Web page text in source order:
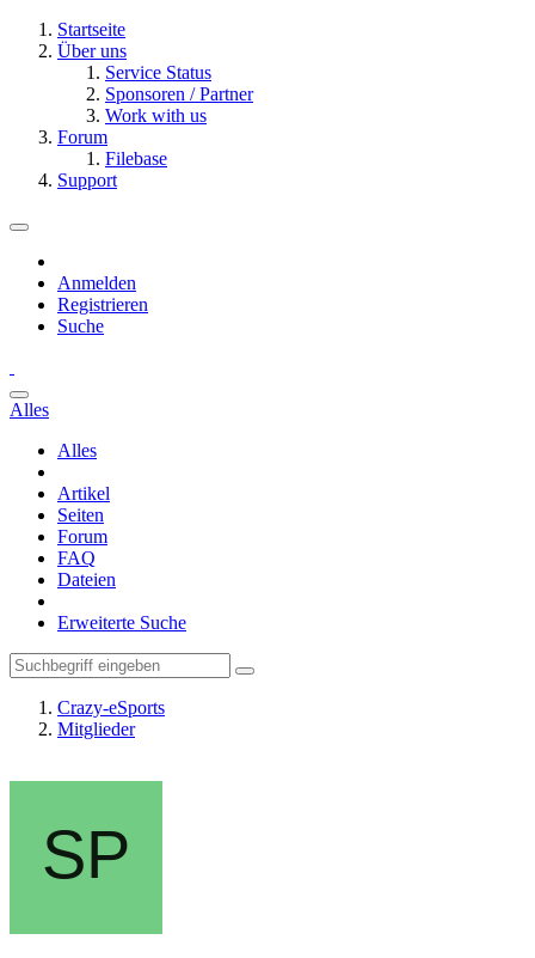
Startseite
Über uns
Service Status
Sponsoren / Partner
Work with us
Forum
Filebase
Support
Anmelden
Registrieren
Suche
Alles
Alles
Artikel
Seiten
Forum
FAQ
Dateien
Erweiterte Suche
Crazy-eSports
Mitglieder